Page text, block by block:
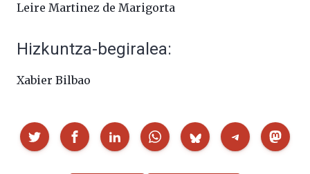
Leire Martinez de Marigorta
Hizkuntza-begiralea:
Xabier Bilbao
Partekatu